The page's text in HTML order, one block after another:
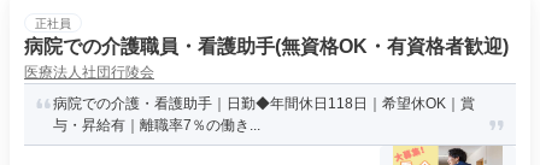
正社員
病院での介護職員・看護助手(無資格OK・有資格者歓迎)
医療法人社団行陵会
病院での介護・看護助手｜日勤◆年間休日118日｜希望休OK｜賞
与・昇給有｜離職率7％の働き...